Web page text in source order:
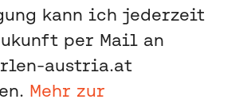
kann ich jederzeit
per Mail an
austria.at
Mehr zur